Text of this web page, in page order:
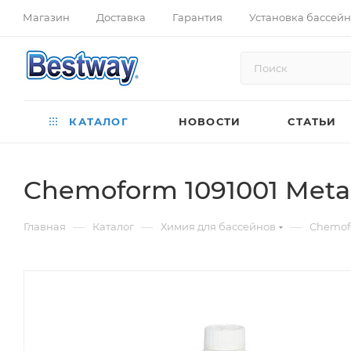
Магазин Доставка Гарантия Установка
КАТАЛОГ НОВОСТИ СТАТЬИ
Chemoform 1091001
Главная — Каталог — Химия для бассейнов —